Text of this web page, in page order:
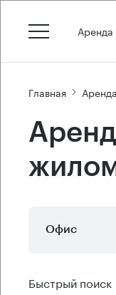
Аренда
Главная
Офис
Быстрый поиск